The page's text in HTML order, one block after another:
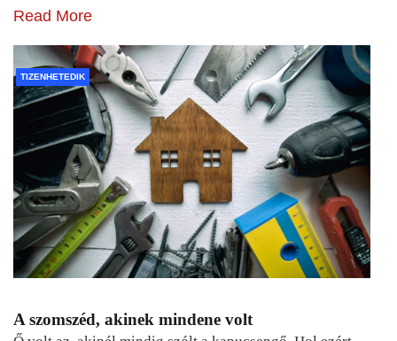
Read More
TIZENHETEDIK
A szomszéd, akinek mindene volt